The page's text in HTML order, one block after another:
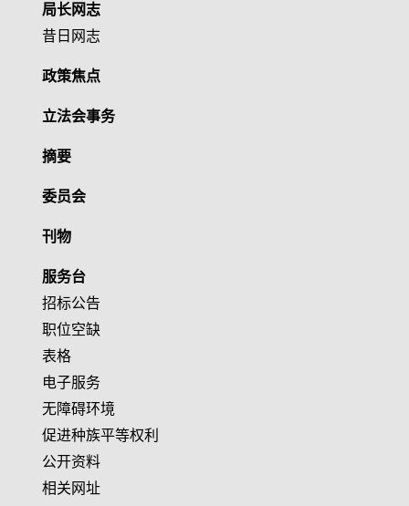
局长网志
昔日网志
政策焦点
立法会事务
摘要
委员会
刊物
服务台
招标公告
职位空缺
表格
电子服务
无障碍环境
促进种族平等权利
公开资料
相关网址